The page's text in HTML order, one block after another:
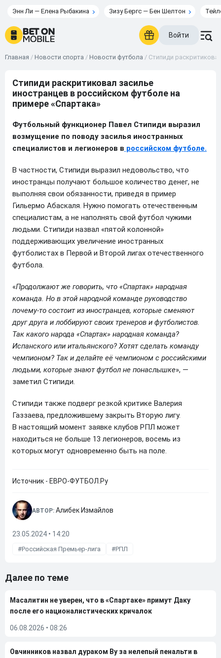
Энн Ли — Елена Рыбакина Зизу Бергс — Бен Шелтон
Войти
Главная / Новости спорта / Новости футбола / Стипиди
Стипиди раскритиковал засилье
иностранцев в российском футболе на
примере «Спартака»
Футбольный функционер Павел Стипиди выразил
возмущение по поводу засилья иностранных
специалистов и легионеров в российском футболе.
В частности, Стипиди выразил недовольство, что
иностранцы получают большое количество денег, не
выполняя свои обязанности, приведя в пример
Гильермо Абаскаля. Нужно помогать отечественным
специалистам, а не наполнять свой футбол чужими
людьми. Стипиди назвал «пятой колонной»
поддерживающих увеличение иностранных
футболистах в Первой и Второй лигах отечественного
футбола.
«Продолжают же говорить, что «Спартак» народная
команда. Но в этой народной команде руководство
почему-то состоит из иностранцев, которые сменяют
друг друга и лоббируют своих тренеров и футболистов.
Так какого народа «Спартак» народная команда?
Испанского или итальянского? Хотят сделать команду
чемпионом? Так и делайте её чемпионом с российскими
людьми, которые знают футбол не понаслышке», —
заметил Стипиди.
Стипиди также подверг резкой критике Валерия
Газзаева, предложившему закрыть Вторую лигу.
В настоящий момент заявке клубов РПЛ может
находиться не больше 13 легионеров, восемь из
которых могут одновременно быть на поле.
Источник - ЕВРО-ФУТБОЛ.Ру
АВТОР: Алибек Измайлов
23.05.2024 • 14:20
Российская Премьер-лига РПЛ
Далее по теме
Масалитин не уверен, что в «Спартаке» примут Даку
после его националистических кричалок
06.08.2026 • 08:26
Овчинников назвал дураком Ву за нелепый пенальти в